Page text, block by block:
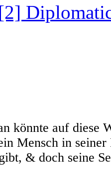
könnte auf diese
Mensch in
& doch seine